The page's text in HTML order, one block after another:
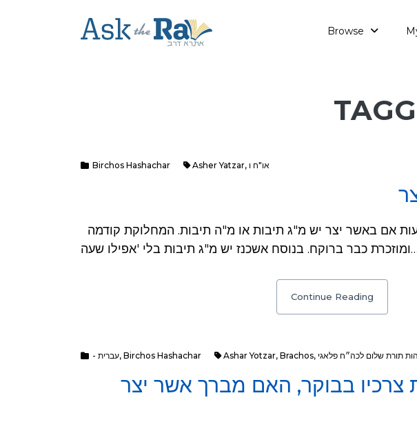
Browse
Birchos Hashachar Asher Yatzar, או"ח ו
ומוזכרת כבר ברוקח. בנוסח אשכנז יש מ"ג תיבות בלי 'אפילו שעה…
Continue Reading
- עברית, Birchos Hashachar Ashar Yotzar, Brachos, תורת שלום לכה״ח פלאגי
צרכיו בבוקר, האם מברך אשר יצר